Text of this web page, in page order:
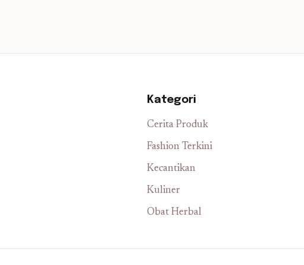
Kategori
Cerita Produk
Fashion Terkini
Kecantikan
Kuliner
Obat Herbal